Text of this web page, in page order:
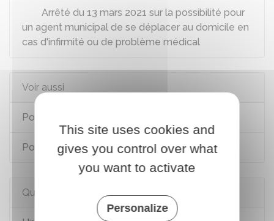
Arrêté du 13 mars 2021 sur la possibilité pour
un agent municipal de se déplacer au domicile en
cas d'infirmité ou de problème médical
Voir aussi
Pour un majeur (renouvellement)
Pour un mineur (première demande)
Questions ? Réponses !
This site uses cookies and
gives you control over what
you want to activate
Personalize